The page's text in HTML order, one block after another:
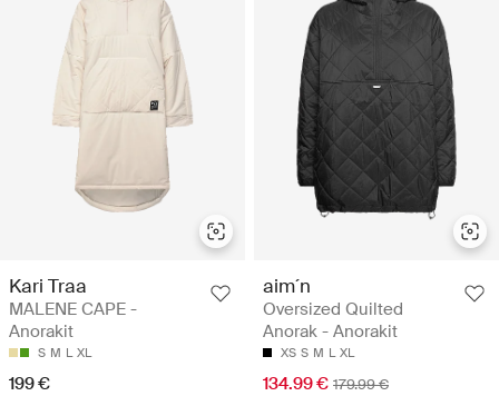
Kari Traa
MALENE CAPE -
Anorakit
S M L XL
199 €
aim´n
Oversized Quilted
Anorak - Anorakit
XS S M L XL
134.99 € 179.99 €